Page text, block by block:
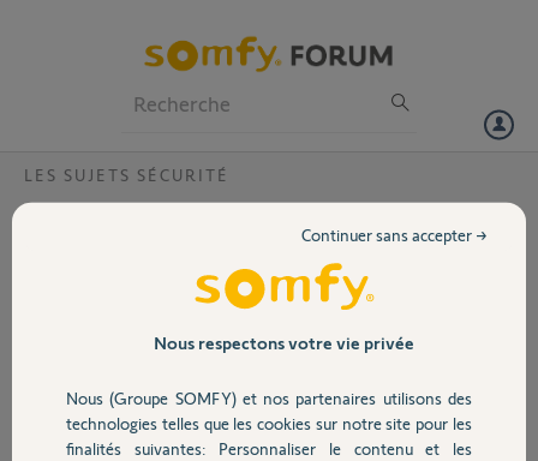
Volet
Sécurité
LES SUJETS SÉCURITÉ
Impossibilité ajout détecteurs de
Bonjour,
Je ne vois pas les
détecteurs de mouvement dans la liste des équipements.
Le problème persiste et mon Link reste sur la version 1.5.6.
Pouvez vous m'aider?
Nous respectons votre vie privée
Nous (Groupe SOMFY) et nos partenaires utilisons des
technologies telles que les cookies sur notre site pour les
finalités suivantes: Personnaliser le contenu et les
Continuer sans accepter →